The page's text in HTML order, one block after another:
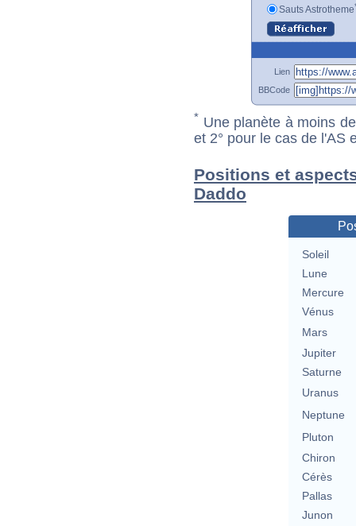
Sauts Astrotheme
Lien
BBCode
* Une planète à moins
et 2° pour le cas de l'AS
Positions et
Daddo
Soleil
Lune
Mercure
Vénus
Mars
Jupiter
Saturne
Uranus
Neptune
Pluton
Chiron
Cérès
Pallas
Junon